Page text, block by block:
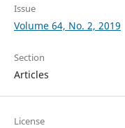
Issue
Volume 64, No. 2, 2019
Section
Articles
License